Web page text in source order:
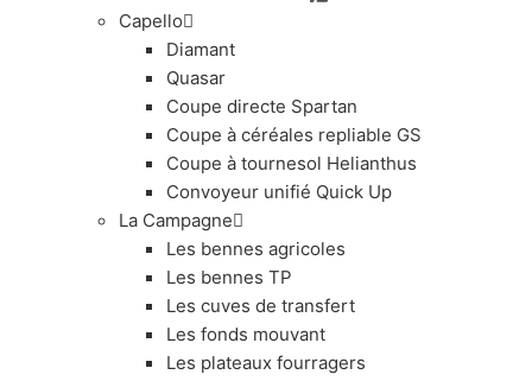
Capello
Diamant
Quasar
Coupe directe Spartan
Coupe à céréales repliable GS
Coupe à tournesol Helianthus
Convoyeur unifié Quick Up
La Campagne
Les bennes agricoles
Les bennes TP
Les cuves de transfert
Les fonds mouvant
Les plateaux fourragers